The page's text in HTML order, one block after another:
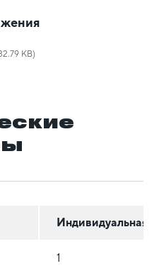
KB)
Индивидуальная
1